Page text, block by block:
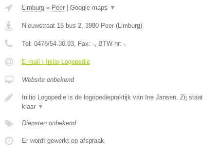
Limburg » Peer | Google maps ▼
Nieuwstraat 15 bus 2 3990 Peer (Limburg)
Tel: 0478/54.30.93 , Fax: - , BTW-nr: -
E-mail › Initio Logopedie
Website onbekend
Initio Logopedie is de logopediepraktijk van Ine Jansen. Zij staat
klaar ▼
Diensten onbekend
Er wordt gewerkt op afspraak.